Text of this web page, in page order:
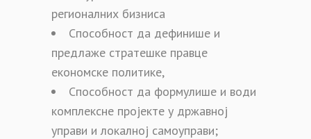
регионалних бизниса
Способност да дефинише и
предлаже стратешке правце
економске политике,
Способност да формулише и води
комплексне пројекте у државној
управи и локалној самоуправи;